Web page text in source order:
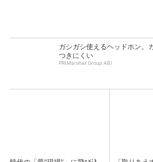
ガシガシ使えるヘッドホン。
つきにくい
PR(Marshall Group AB)